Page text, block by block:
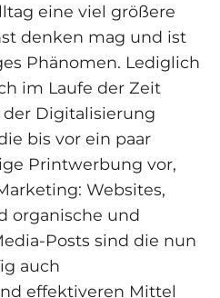
eine viel größere
denken mag und ist
Phänomen. Lediglich
im Laufe der Zeit
Digitalisierung
bis vor ein paar
Printwerbung vor,
Websites,
organische und
Posts sind die nun
auch
effektiveren Mittel